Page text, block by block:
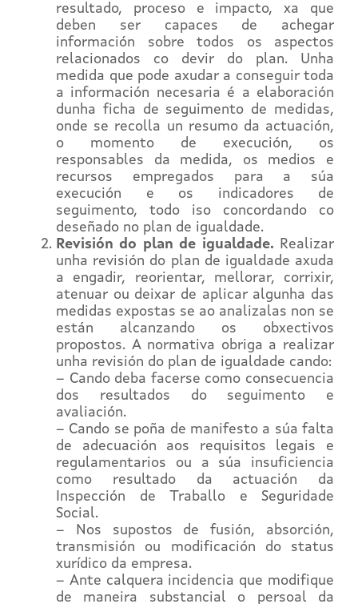
resultado, proceso e impacto, xa que
deben ser capaces de achegar
información sobre todos os aspectos
relacionados co devir do plan. Unha
medida que pode axudar a conseguir toda
a información necesaria é a elaboración
dunha ficha de seguimento de medidas,
onde se recolla un resumo da actuación,
o momento de execución, os
responsables da medida, os medios e
recursos empregados para a súa
execución e os indicadores de
seguimento, todo iso concordando co
deseñado no plan de igualdade.
Revisión do plan de igualdade.
Realizar
unha revisión do plan de igualdade axuda
a engadir, reorientar, mellorar, corrixir,
atenuar ou deixar de aplicar algunha das
medidas expostas se ao analizalas non se
están alcanzando os obxectivos
propostos. A normativa obriga a realizar
unha revisión do plan de igualdade cando:
– Cando deba facerse como consecuencia
dos resultados do seguimento e
avaliación.
– Cando se poña de manifesto a súa falta
de adecuación aos requisitos legais e
regulamentarios ou a súa insuficiencia
como resultado da actuación da
Inspección de Traballo e Seguridade
Social.
– Nos supostos de fusión, absorción,
transmisión ou modificación do status
xurídico da empresa.
– Ante calquera incidencia que modifique
de maneira substancial o persoal da